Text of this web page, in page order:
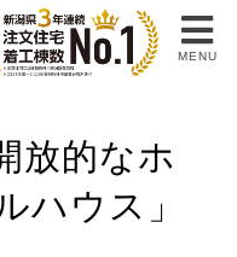
MENU
放的なホ
ハウス」